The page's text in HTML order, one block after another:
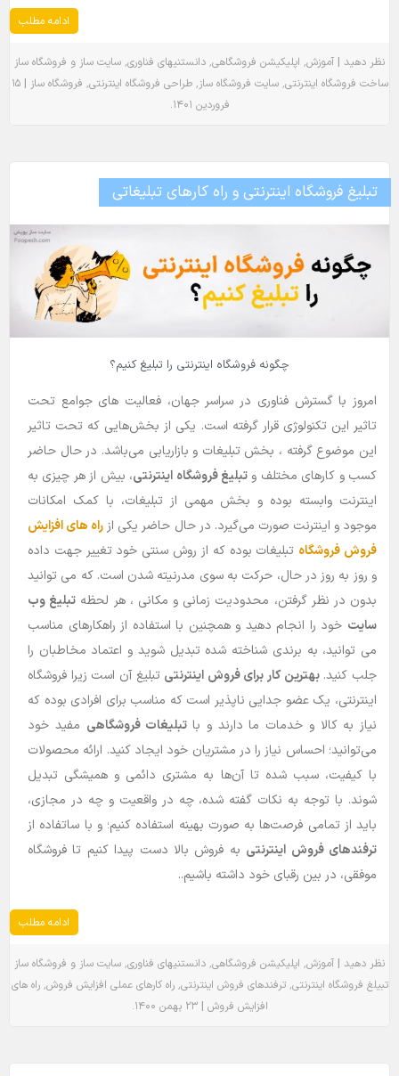
ادامه مطلب
نظر دهید | آموزش٬ اپلیکیشن فروشگاهی٬ دانستنیهای فناوری٬ سایت ساز و فروشگاه ساز
ساخت فروشگاه اینترنتی٬ سایت فروشگاه ساز٬ طراحی فروشگاه اینترنتی٬ فروشگاه ساز |۱۵
فروردین ۱۴۰۱
.
تبلیغ فروشگاه اینترنتی و راه کارهای تبلیغاتی
چگونه فروشگاه اینترنتی را تبلیغ کنیم؟
امروز با گسترش فناوری در سراسر جهان، فعالیت های جوامع تحت
تاثیر این تکنولوژی قرار گرفته است. یکی از بخش‌هایی که تحت تاثیر
این موضوع گرفته ، بخش تبلیغات و بازاریابی می‌باشد. در حال حاضر
کسب و کارهای مختلف وتبلیغ فروشگاه اینترنتی، بیش از هر چیزی به
اینترنت وابسته بوده و بخش مهمی از تبلیغات، با کمک امکانات
موجود و اینترنت صورت می‌گیرد. در حال حاضر یکی از راه های افزایش
فروش فروشگاه تبلیغات بوده که از روش سنتی خود تغییر جهت داده
و روز به روز در حال، حرکت به سوی مدرنیته شدن است. که می توانید
بدون در نظر گرفتن، محدودیت زمانی و مکانی ، هر لحظه تبلیغ وب
سایت خود را انجام دهید و همچنین با استفاده از راهکارهای مناسب
می توانید، به برندی شناخته شده تبدیل شوید و اعتماد مخاطبان را
جلب کنید.بهترین کار برای فروش اینترنتی تبلیغ آن است زیرا فروشگاه
اینترنتی، یک عضو جدایی ناپذیر است که مناسب برای افرادی بوده که
نیاز به کالا و خدمات ما دارند و با تبلیغات فروشگاهی مفید خود
می‌توانید؛ احساس نیاز را در مشتریان خود ایجاد کنید. ارائه محصولات
با کیفیت، سبب شده تا آن‌ها به مشتری دائمی و همیشگی تبدیل
شوند. با توجه به نکات گفته شده، چه در واقعیت و چه در مجازی،
باید از تمامی فرصت‌ها به صورت بهینه استفاده کنیم؛ و با ساتفاده از
ترفندهای فروش اینترنتی به فروش بالا دست پیدا کنیم تا فروشگاه
موفقی، در بین رقبای خود داشته باشیم..
ادامه مطلب
نظر دهید | آموزش٬ اپلیکیشن فروشگاهی٬ دانستنیهای فناوری٬ سایت ساز و فروشگاه ساز
تبیلغ فروشگاه اینترنتی٬ ترفندهای فروش اینترنتی٬ راه کارهای عملی افزایش فروش٬ راه های
افزایش فروش |۲۳ بهمن ۱۴۰۰ .